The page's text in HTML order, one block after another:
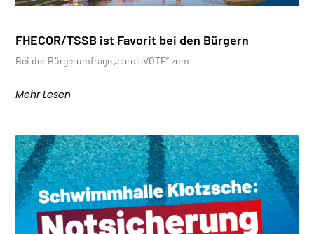
FHECOR/TSSB ist Favorit bei den Bürgern
Bei der Bürgerumfrage „carolaVOTE“ zum
Mehr Lesen